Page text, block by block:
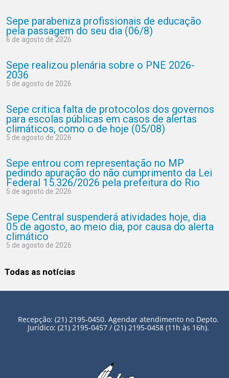
Sepe parabeniza profissionais de educação
pela passagem do seu dia (06/8)
6 de agosto de 2026
Sepe realizou plenária sobre o PNE 2026-
2036
5 de agosto de 2026
Sepe critica falta de protocolos dos governos
para escolas públicas em casos de alertas
climáticos, como o de hoje (05/08)
5 de agosto de 2026
Sepe entrou com representação no MP
pedindo apuração do não cumprimento da Lei
Federal 15.326/2026 pela prefeitura do Rio
5 de agosto de 2026
Sepe Central suspenderá atividades hoje, dia
05 de agosto, ao meio dia, por causa do alerta
climático
5 de agosto de 2026
Todas as notícias
Recepção: (21) 2195-0450. Agendar atendimento no Depto.
Jurídico: (21) 2195-0457 / (21) 2195-0458 (11h às 16h).